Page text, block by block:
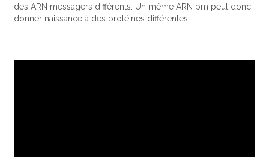
des ARN messagers différents. Un même ARN pm peut donc
donner naissance à des protéines différentes.